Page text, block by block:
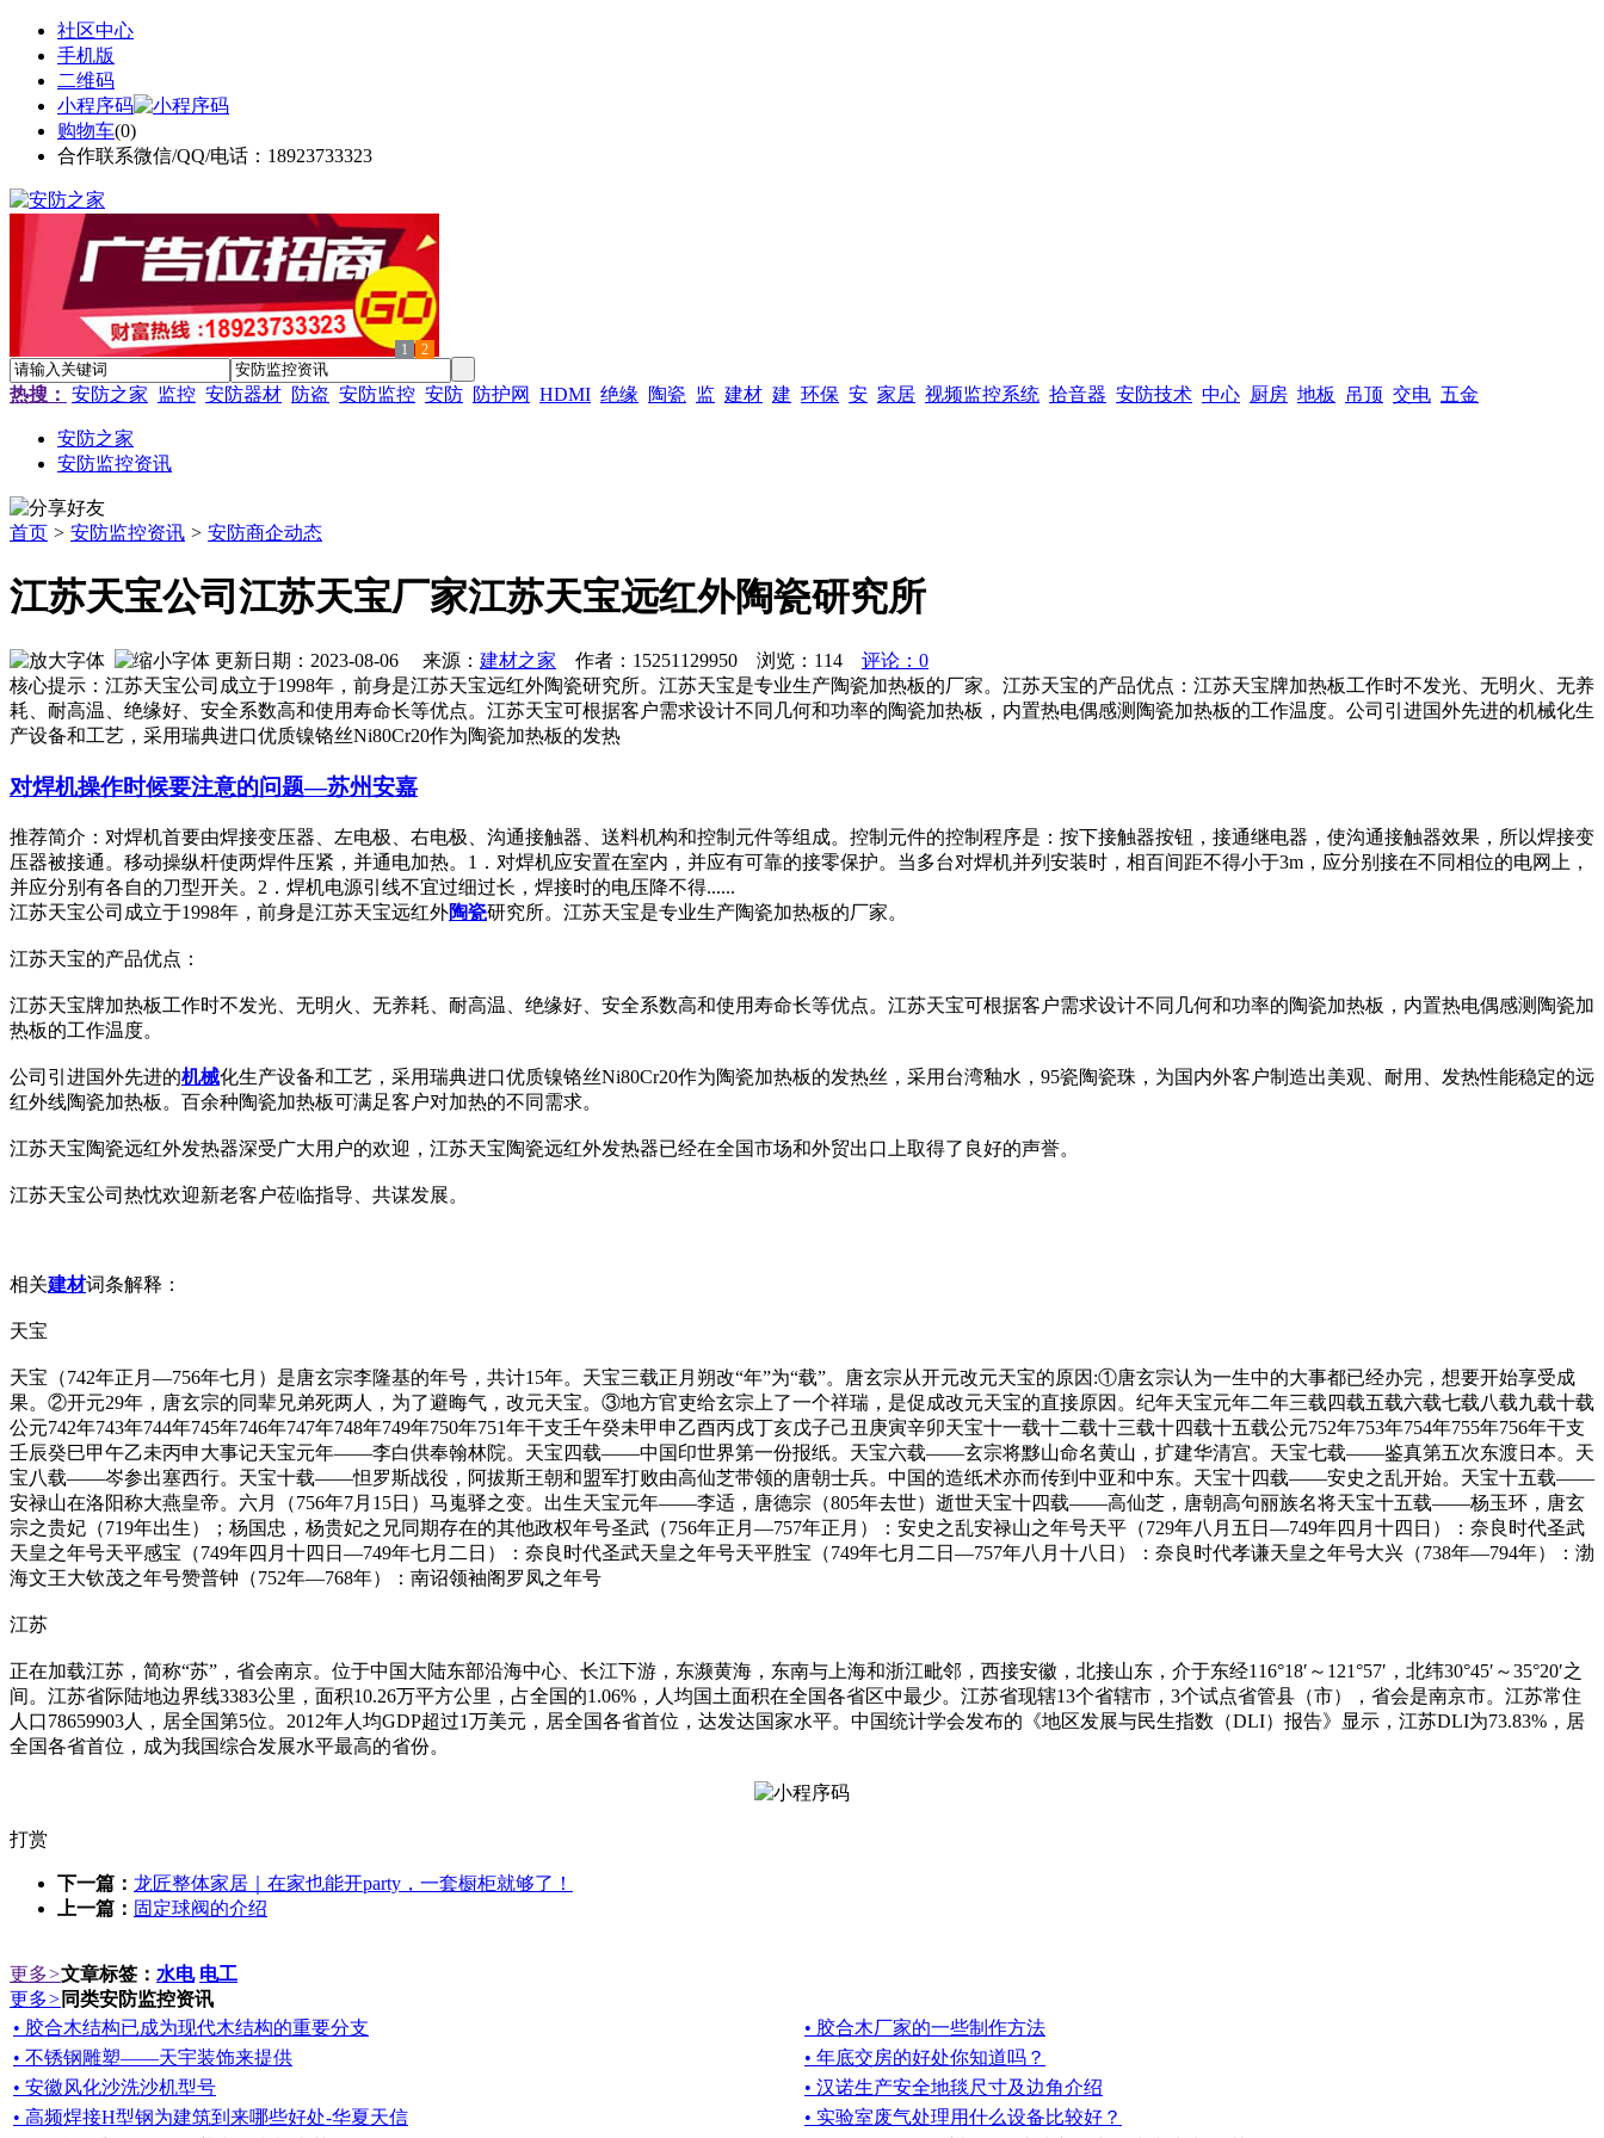
社区中心
手机版
二维码
小程序码
购物车(0)
合作联系微信/QQ/电话：18923733323
1 2
热搜： 安防之家 监控 安防器材 防盗 安防监控 安防 防护网 HDMI 绝缘 陶瓷 监 建材 建 环保 安 家居 视频监控系统 拾音器 安防技术 中心 厨房 地板 吊顶 交电 五金
安防之家
安防监控资讯
首页 > 安防监控资讯 > 安防商企动态
江苏天宝公司江苏天宝厂家江苏天宝远红外陶瓷研究所
更新日期：2023-08-06 来源： 建材之家 作者：15251129950 浏览： 114
评论：0
核心提示：江苏天宝公司成立于1998年，前身是江苏天宝远红外陶瓷研究所。江苏天宝是专业生产陶瓷加热板的厂家。江苏天宝的产品优点：江苏天宝牌加热板工作时不发光、无明火、无养
耗、耐高温、绝缘好、安全系数高和使用寿命长等优点。江苏天宝可根据客户需求设计不同几何和功率的陶瓷加热板，内置热电偶感测陶瓷加热板的工作温度。公司引进国外先进的机械化生
产设备和工艺，采用瑞典进口优质镍铬丝Ni80Cr20作为陶瓷加热板的发热
对焊机操作时候要注意的问题—苏州安嘉
推荐简介：对焊机首要由焊接变压器、左电极、右电极、沟通接触器、送料机构和控制元件等组成。控制元件的控制程序是：按下接触器按钮，接通继电器，使沟通接触器效果，所以焊接变
压器被接通。移动操纵杆使两焊件压紧，并通电加热。1．对焊机应安置在室内，并应有可靠的接零保护。当多台对焊机并列安装时，相百间距不得小于3m，应分别接在不同相位的电网上，
并应分别有各自的刀型开关。2．焊机电源引线不宜过细过长，焊接时的电压降不得......
江苏天宝公司成立于1998年，前身是江苏天宝远红外陶瓷研究所。江苏天宝是专业生产陶瓷加热板的厂家。
江苏天宝的产品优点：
江苏天宝牌加热板工作时不发光、无明火、无养耗、耐高温、绝缘好、安全系数高和使用寿命长等优点。江苏天宝可根据客户需求设计不同几何和功率的陶瓷加热板，内置热电偶感测陶瓷加
热板的工作温度。
公司引进国外先进的机械化生产设备和工艺，采用瑞典进口优质镍铬丝Ni80Cr20作为陶瓷加热板的发热丝，采用台湾釉水，95瓷陶瓷珠，为国内外客户制造出美观、耐用、发热性能稳定的远
红外线陶瓷加热板。百余种陶瓷加热板可满足客户对加热的不同需求。
江苏天宝陶瓷远红外发热器深受广大用户的欢迎，江苏天宝陶瓷远红外发热器已经在全国市场和外贸出口上取得了良好的声誉。
江苏天宝公司热忱欢迎新老客户莅临指导、共谋发展。
相关建材词条解释：
天宝
天宝（742年正月—756年七月）是唐玄宗李隆基的年号，共计15年。天宝三载正月朔改“年”为“载”。唐玄宗从开元改元天宝的原因:①唐玄宗认为一生中的大事都已经办完，想要开始享受成
果。②开元29年，唐玄宗的同辈兄弟死两人，为了避晦气，改元天宝。③地方官吏给玄宗上了一个祥瑞，是促成改元天宝的直接原因。纪年天宝元年二年三载四载五载六载七载八载九载十载
公元742年743年744年745年746年747年748年749年750年751年干支壬午癸未甲申乙酉丙戌丁亥戊子己丑庚寅辛卯天宝十一载十二载十三载十四载十五载公元752年753年754年755年756年干支
壬辰癸巳甲午乙未丙申大事记天宝元年——李白供奉翰林院。天宝四载——中国印世界第一份报纸。天宝六载——玄宗将黟山命名黄山，扩建华清宫。天宝七载——鉴真第五次东渡日本。天
宝八载——岑参出塞西行。天宝十载——怛罗斯战役，阿拔斯王朝和盟军打败由高仙芝带领的唐朝士兵。中国的造纸术亦而传到中亚和中东。天宝十四载——安史之乱开始。天宝十五载——
安禄山在洛阳称大燕皇帝。六月（756年7月15日）马嵬驿之变。出生天宝元年——李适，唐德宗（805年去世）逝世天宝十四载——高仙芝，唐朝高句丽族名将天宝十五载——杨玉环，唐玄
宗之贵妃（719年出生）；杨国忠，杨贵妃之兄同期存在的其他政权年号圣武（756年正月—757年正月）：安史之乱安禄山之年号天平（729年八月五日—749年四月十四日）：奈良时代圣武
天皇之年号天平感宝（749年四月十四日—749年七月二日）：奈良时代圣武天皇之年号天平胜宝（749年七月二日—757年八月十八日）：奈良时代孝谦天皇之年号大兴（738年—794年）：渤
海文王大钦茂之年号赞普钟（752年—768年）：南诏领袖阁罗凤之年号
江苏
正在加载江苏，简称“苏”，省会南京。位于中国大陆东部沿海中心、长江下游，东濒黄海，东南与上海和浙江毗邻，西接安徽，北接山东，介于东经116°18′～121°57′，北纬30°45′～35°20′之
间。江苏省际陆地边界线3383公里，面积10.26万平方公里，占全国的1.06%，人均国土面积在全国各省区中最少。江苏省现辖13个省辖市，3个试点省管县（市），省会是南京市。江苏常住
人口78659903人，居全国第5位。2012年人均GDP超过1万美元，居全国各省首位，达发达国家水平。中国统计学会发布的《地区发展与民生指数（DLI）报告》显示，江苏DLI为73.83%，居
全国各省首位，成为我国综合发展水平最高的省份。
打赏
下一篇： 龙匠整体家居｜在家也能开party，一套橱柜就够了！
上一篇： 固定球阀的介绍
更多>文章标签： 水电 电工
更多> 同类安防监控资讯
• 胶合木结构已成为现代木结构的重要分支
• 胶合木厂家的一些制作方法
• 不锈钢雕塑——天宇装饰来提供
• 年底交房的好处你知道吗？
• 安徽风化沙洗沙机型号
• 汉诺生产安全地毯尺寸及边角介绍
• 高频焊接H型钢为建筑到来哪些好处-华夏天信
• 实验室废气处理用什么设备比较好？